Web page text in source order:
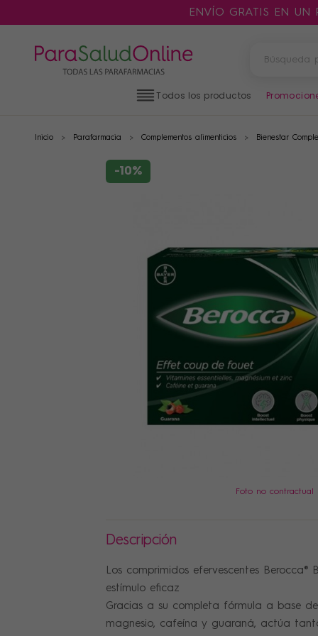
ENVÍO GRATIS EN UN
Todos los productos
Inicio Parafarmacia Complementos alimenticios Bienestar
-10%
Foto no contractual
Descripción
Los comprimidos efervescentes Berocca®
estímulo eficaz
Gracias a su completa fórmula a base
magnesio, cafeína y guaraná, actúa